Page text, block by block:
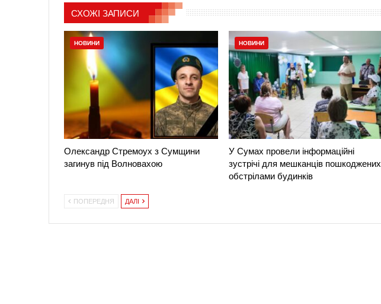
СХОЖІ ЗАПИСИ
НОВИНИ
Олександр Стремоух з Сумщини
загинув під Волновахою
НОВИНИ
У Сумах провели інформаційні
зустрічі для мешканців пошкоджених
обстрілами будинків
ПОПЕРЕДНЯ ДАЛІ